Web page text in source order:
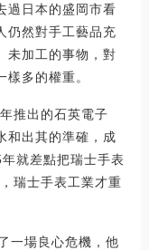
過日本的盛岡市看
仍然對手工藝品充
未加工的事物，對
多的權重。
推出的石英電子
和出其的準確，成
就差點把瑞士手表
瑞士手表工業才重
一場良心危機，他